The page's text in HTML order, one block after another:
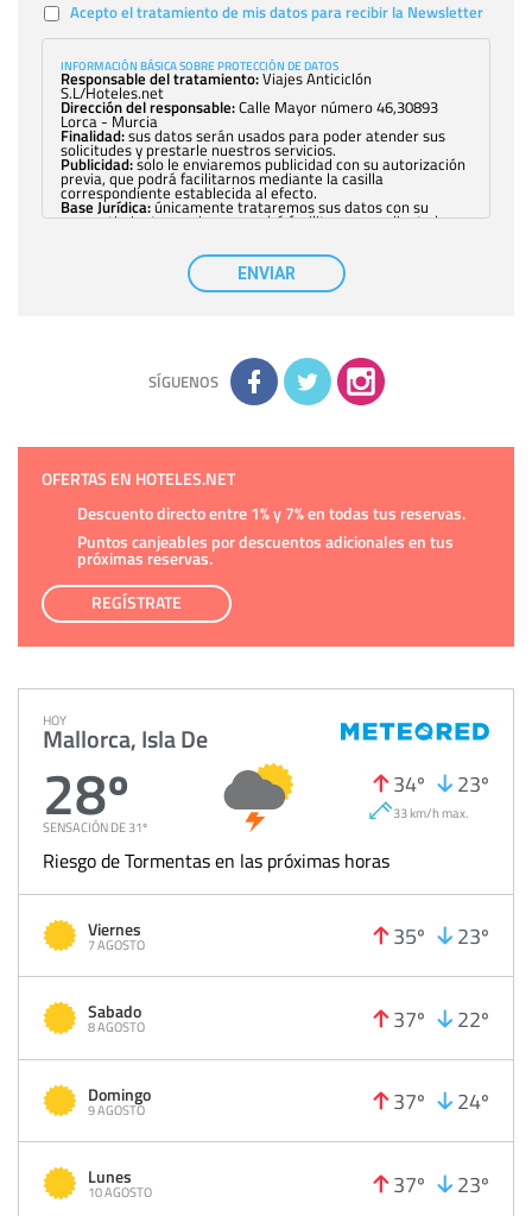
Acepto el tratamiento de mis datos para recibir la Newsletter
INFORMACIÓN BÁSICA SOBRE PROTECCIÓN DE DATOS
Responsable del tratamiento:Viajes Anticiclón
S.L/Hoteles.net
Dirección del responsable:Calle Mayor número 46,30893
Lorca - Murcia
Finalidad:sus datos serán usados para poder atender sus
solicitudes y prestarle nuestros servicios.
Publicidad:solo le enviaremos publicidad con su autorización
previa, que podrá facilitarnos mediante la casilla
correspondiente establecida al efecto.
Base Jurídica:únicamente trataremos sus datos con su
consentimiento previo, que podrá facilitarnos mediante la
con carácter general, sólo el personal de
nuestra entidad que esté debidamente autorizado podrá
tener conocimiento de la información que le pedimos. No se
comunicarán datos a terceros.
adicional y detallada sobre cómo tratamos sus datos en la
política de privacidad
ENVIAR
SÍGUENOS
OFERTAS EN HOTELES.NET
Descuento directo entre 1% y 7% en todas tus reservas.
Puntos canjeables por descuentos adicionales en tus
próximas reservas.
REGÍSTRATE
HOY
Mallorca, Isla De
28º
SENSACIÓN DE 31º
34º 23º
33 km/h max.
Riesgo de Tormentas en las próximas horas
Viernes
7 AGOSTO 35º 23º
Sabado
8 AGOSTO 37º 22º
Domingo
9 AGOSTO 37º 24º
Lunes
10 AGOSTO 37º 23º